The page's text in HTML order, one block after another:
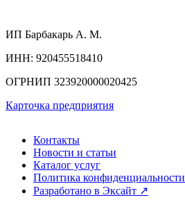
ИП Барбакарь А. М.
ИНН: 920455518410
ОГРНИП 323920000020425
Карточка предприятия
Контакты
Новости и статьи
Каталог услуг
Политика конфиденциальности
Разработано в Эксайт ↗